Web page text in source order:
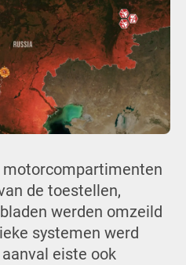
motorcompartimenten
de toestellen,
werden omzeild
systemen werd
eiste ook